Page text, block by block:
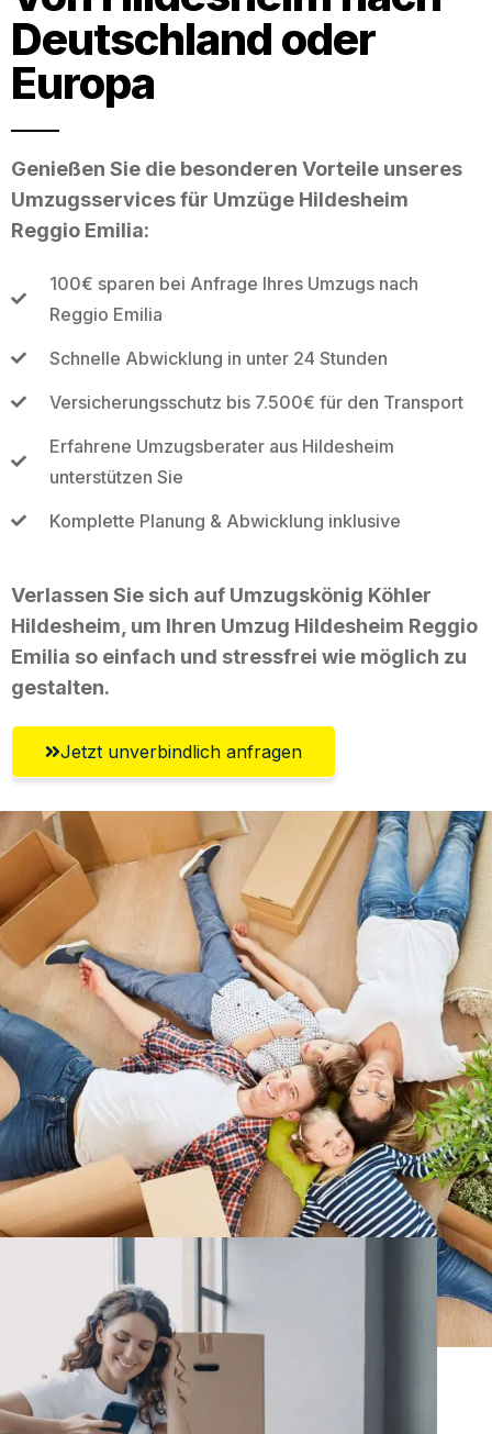
Deutschland oder
Europa
Genießen Sie die besonderen Vorteile unseres
Umzugsservices für Umzüge Hildesheim
Reggio Emilia:
100€ sparen bei Anfrage Ihres Umzugs nach
Reggio Emilia
Schnelle Abwicklung in unter 24 Stunden
Versicherungsschutz bis 7.500€ für den Transport
Erfahrene Umzugsberater aus Hildesheim
unterstützen Sie
Komplette Planung & Abwicklung inklusive
Verlassen Sie sich auf Umzugskönig Köhler
Hildesheim, um Ihren Umzug Hildesheim Reggio
Emilia so einfach und stressfrei wie möglich zu
gestalten.
Jetzt unverbindlich anfragen